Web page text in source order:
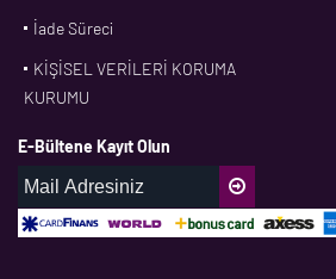
DPH
İade Süreci
KİŞİSEL VERİLERİ KORUMA
KURUMU
E-Bültene Kayıt Olun